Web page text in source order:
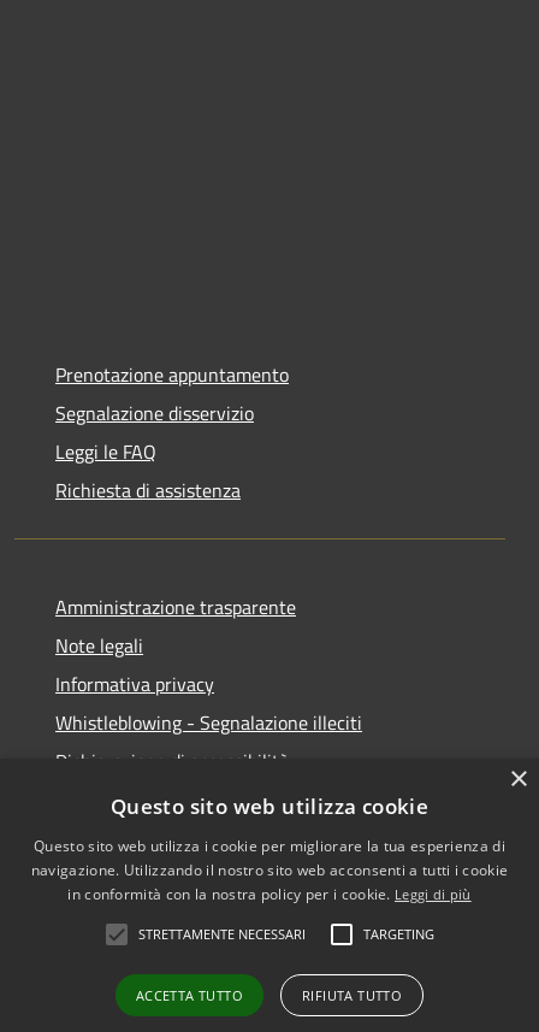
Prenotazione appuntamento
Segnalazione disservizio
Leggi le FAQ
Richiesta di assistenza
Amministrazione trasparente
Note legali
Informativa privacy
Whistleblowing - Segnalazione illeciti
Dichiarazione di accessibilità
Obiettivi di acessibilità
Accessibilità
Copyright © 2026 • Comune di
Voghera • Powered by
Municipium•
redazione
×
Questo sito web utilizza cookie
Questo sito web utilizza i cookie per migliorare la tua esperienza di
navigazione. Utilizzando il nostro sito web acconsenti a tutti i cookie
in conformità con la nostra policy per i cookie. Leggi di più
STRETTAMENTE NECESSARI TARGETING
ACCETTA TUTTO RIFIUTA TUTTO